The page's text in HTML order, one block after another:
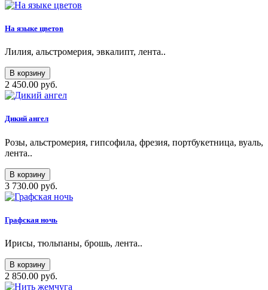
На языке цветов
Лилия, альстромерия, эвкалипт, лента..
В корзину
2 450.00 руб.
Дикий ангел
Розы, альстромерия, гипсофила, фрезия, портбукетница, вуаль,
лента..
В корзину
3 730.00 руб.
Графская ночь
Ирисы, тюльпаны, брошь, лента..
В корзину
2 850.00 руб.